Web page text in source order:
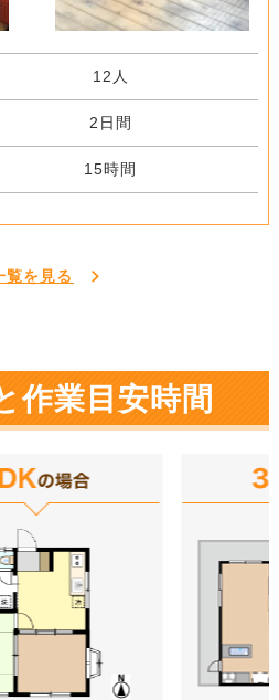
12人
2日間
15時間
覧を見る
作業目安時間